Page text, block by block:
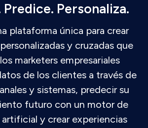
Personaliza.
plataforma única para crear
y cruzadas que
marketers empresariales
de los clientes a través de
y sistemas, predecir su
futuro con un motor de
y crear experiencias